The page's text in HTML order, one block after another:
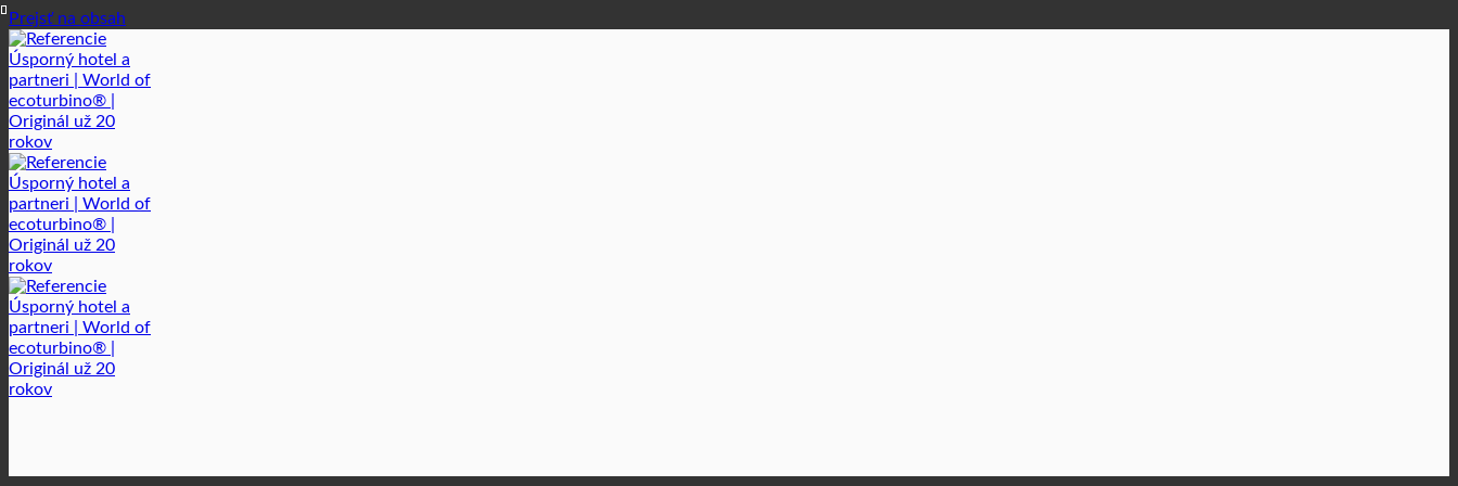
Prejsť na obsah